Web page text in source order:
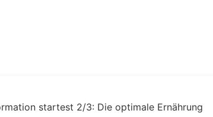
startest 2/3: Die optimale Ernährung